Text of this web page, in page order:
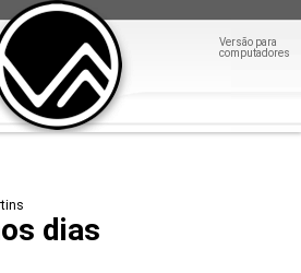
Versão para
computadores
dias